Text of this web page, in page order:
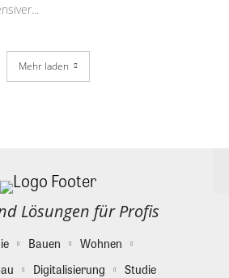
Mehr laden
Lösungen für Profis
Bauen
Wohnen
Digitalisierung
Studie